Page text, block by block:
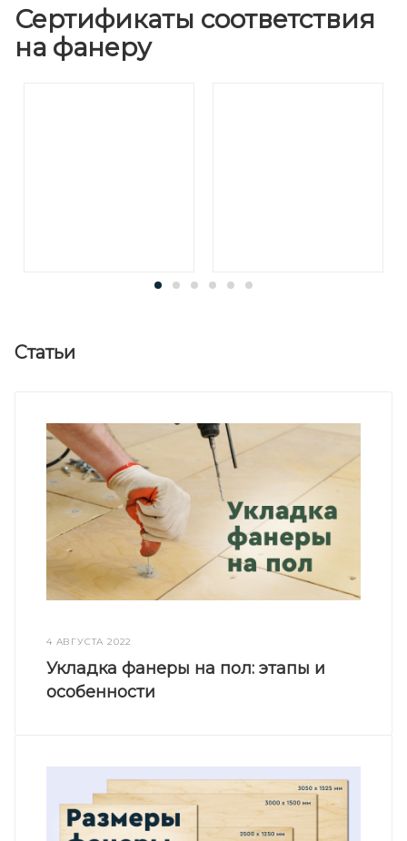
Сертификаты соответствия
на фанеру
Статьи
4 АВГУСТА 2022
Укладка фанеры на пол: этапы и
особенности